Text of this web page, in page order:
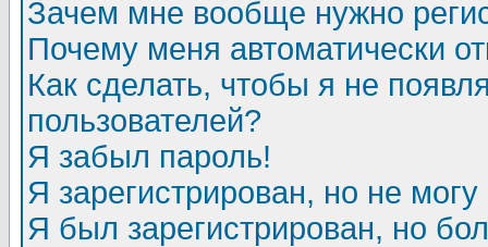
Зачем мне вообще нужно
Почему меня автоматически
Как сделать, чтобы я не
пользователей?
Я забыл пароль!
Я зарегистрирован, но не могу
Я был зарегистрирован, но